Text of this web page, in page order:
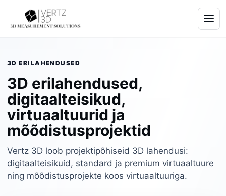
3D ERILAHENDUSED
3D erilahendused,
digitaalteisikud,
virtuaaltuurid ja
mõõdistusprojektid
Vertz 3D loob projektipõhiseid 3D lahendusi:
digitaalteisikuid, standard ja premium virtuaaltuure
ning mõõdistusprojekte koos virtuaaltuuriga.